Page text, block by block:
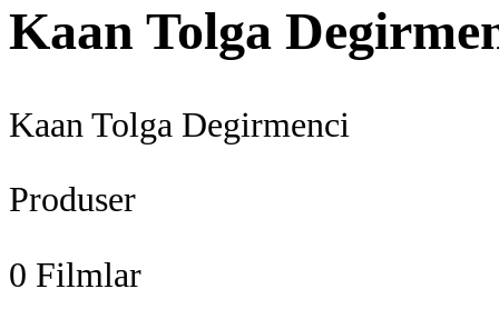
Kaan Tolga
Kaan Tolga Degirmenci
Produser
0 Filmlar